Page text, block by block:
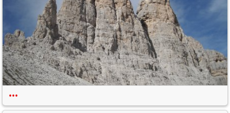
•••